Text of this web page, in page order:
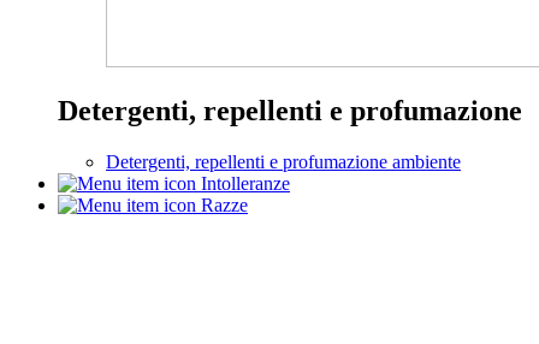
Detergenti, repellenti e profumazione
Detergenti, repellenti e profumazione ambiente
Intolleranze
Razze